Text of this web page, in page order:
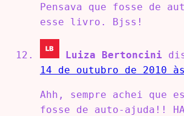
Pensava que fosse de
esse livro. Bjss!
Luiza Bertoncini
14 de outubro de 2010
Ahh, sempre achei que
fosse de auto-ajuda!!